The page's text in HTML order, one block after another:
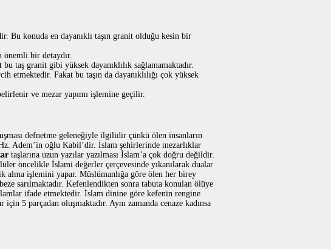
Bu konuda en dayanıklı taşın granit olduğu kesin bir
önemli bir detaydır.
taş granit gibi yüksek dayanıklılık sağlamamaktadır.
etmektedir. Fakat bu taşın da dayanıklılığı çok yüksek
ve mezar yapımı işlemine geçilir.
defnetme geleneğiyle ilgilidir çünkü ölen insanların
Adem’in oğlu Kabil’dir. İslam şehirlerinde mezarlıklar
taşlarına uzun yazılar yazılması İslam’a çok doğru değildir.
öncelikle İslami değerler çerçevesinde yıkanılarak dualar
alma işlemini yapar. Müslümanlığa göre ölen her birey
sarılmaktadır. Kefenlendikten sonra tabuta konulan ölüye
ifade etmektedir. İslam dinine göre kefenin rengine
5 parçadan oluşmaktadır. Aynı zamanda cenaze kadınsa